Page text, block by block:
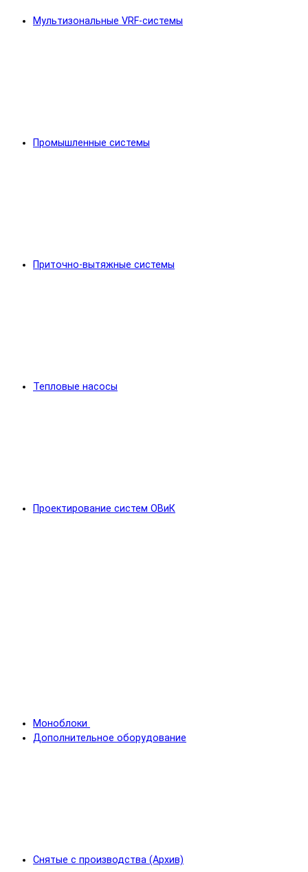
Мультизональные VRF-системы
Промышленные системы
Приточно-вытяжные системы
Тепловые насосы
Проектирование систем ОВиК
Моноблоки
Дополнительное оборудование
Снятые с производства (Архив)